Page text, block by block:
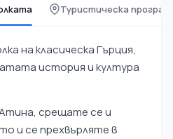
Туристическа
на класическа Гърция,
история и култура
срещате се и
и се прехвърляте в